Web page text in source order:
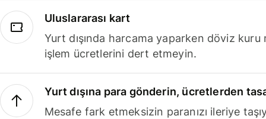
Uluslararası kart
Yurt dışında harcama yaparken döviz kuru
işlem ücretlerini dert etmeyin.
Yurt dışına para gönderin, ücretlerden
Mesafe fark etmeksizin paranızı ileriye